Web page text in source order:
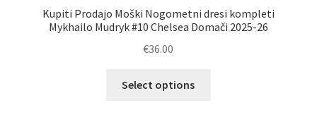
Kupiti Prodajo Moški Nogometni dresi kompleti
Mykhailo Mudryk #10 Chelsea Domači 2025-26
€36.00
Select options